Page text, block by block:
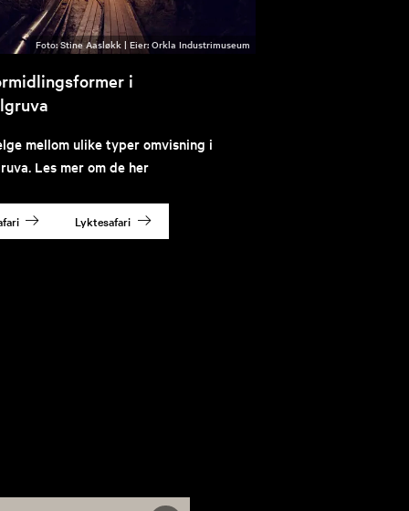
Stine Aasløkk | Orkla Industrimuseum
i
mellom ulike typer omvisning i
Les mer om de her
Lyktesafari